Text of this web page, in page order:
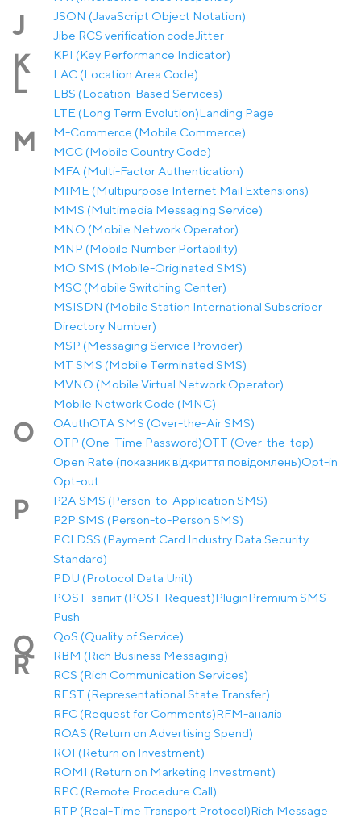
J
JSON (JavaScript Object Notation)
Jibe RCS verification codeJitter
K KPI (Key Performance Indicator)
L
LAC (Location Area Code)
LBS (Location-Based Services)
LTE (Long Term Evolution)Landing Page
M
M-Commerce (Mobile Commerce)
MCC (Mobile Country Code)
MFA (Multi-Factor Authentication)
MIME (Multipurpose Internet Mail Extensions)
MMS (Multimedia Messaging Service)
MNO (Mobile Network Operator)
MNP (Mobile Number Portability)
MO SMS (Mobile-Originated SMS)
MSC (Mobile Switching Center)
MSISDN (Mobile Station International Subscriber
Directory Number)
MSP (Messaging Service Provider)
MT SMS (Mobile Terminated SMS)
MVNO (Mobile Virtual Network Operator)
Mobile Network Code (MNC)
O OAuthOTA SMS (Over-the-Air SMS)
OTP (One-Time Password)OTT (Over-the-top)
Open Rate (показник відкриття повідомлень)Opt-in
Opt-out
P
P2A SMS (Person-to-Application SMS)
P2P SMS (Person-to-Person SMS)
PCI DSS (Payment Card Industry Data Security
Standard)
PDU (Protocol Data Unit)
POST-запит (POST Request)PluginPremium SMS
Push
Q QoS (Quality of Service)
R
RBM (Rich Business Messaging)
RCS (Rich Communication Services)
REST (Representational State Transfer)
RFC (Request for Comments)RFM-аналіз
ROAS (Return on Advertising Spend)
ROI (Return on Investment)
ROMI (Return on Marketing Investment)
RPC (Remote Procedure Call)
RTP (Real-Time Transport Protocol)Rich Message